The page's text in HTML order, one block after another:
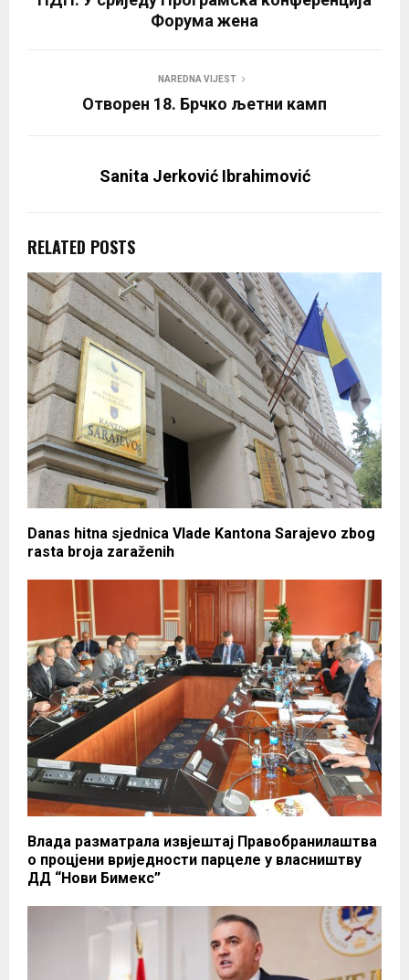
Форума жена
NAREDNA VIJEST
Отворен 18. Брчко љетни камп
Sanita Jerković Ibrahimović
RELATED POSTS
Danas hitna sjednica Vlade Kantona Sarajevo zbog
rasta broja zaraženih
Влада разматрала извјештај Правобранилаштва
о процјени вриједности парцеле у власништву
ДД “Нови Бимекс”